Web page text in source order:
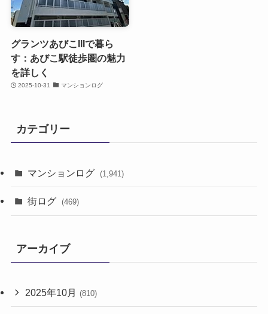
グランツあびこIIIで暮ら
す：あびこ駅徒歩圏の魅力
を詳しく
2025-10-31 マンションログ
カテゴリー
マンションログ (1,941)
街ログ (469)
アーカイブ
2025年10月 (810)